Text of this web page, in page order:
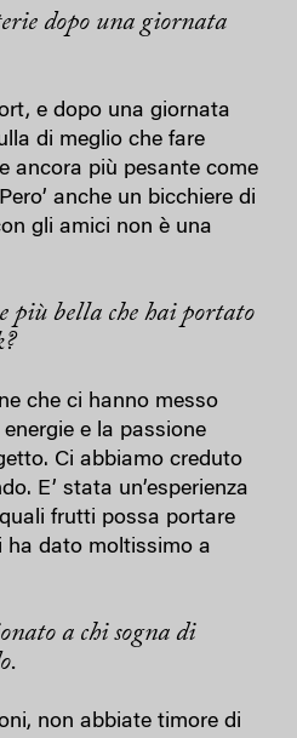
dopo una giornata
e dopo una giornata
di meglio che fare
ancora più pesante come
anche un bicchiere di
gli amici non è una
più bella che hai portato
che ci hanno messo
e la passione
Ci abbiamo creduto
E’ stata un’esperienza
frutti possa portare
ha dato moltissimo a
a chi sogna di
non abbiate timore di